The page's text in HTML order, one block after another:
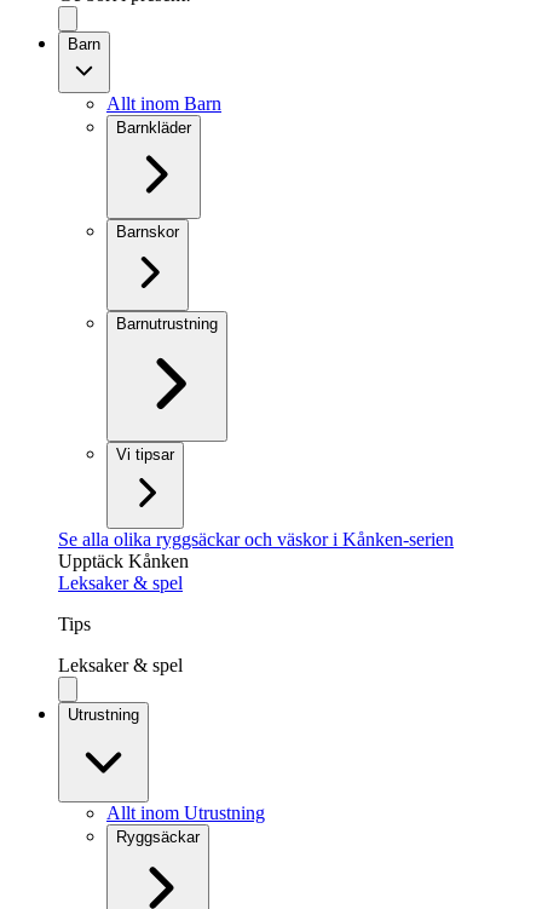
Barn
Allt inom Barn
Barnkläder
Barnskor
Barnutrustning
Vi tipsar
Se alla olika ryggsäckar och väskor i Kånken-serien
Upptäck Kånken
Leksaker & spel
Tips
Leksaker & spel
Utrustning
Allt inom Utrustning
Ryggsäckar